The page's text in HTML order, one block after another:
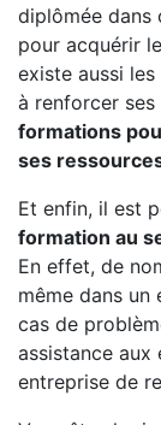
diplômée dans
pour acquérir
existe aussi
à renforcer ses
formations
ses
Et enfin, il est
formation au
En effet, de
même dans un
cas de
assistance
entreprise de